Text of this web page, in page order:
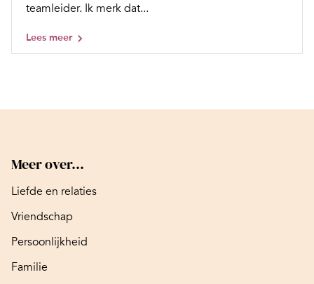
teamleider. Ik merk dat...
Lees meer
Meer over...
Liefde en relaties
Vriendschap
Persoonlijkheid
Familie